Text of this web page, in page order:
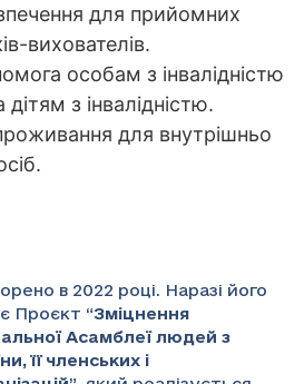
для прийомних
вихователів.
особам з інвалідністю
з інвалідністю.
для внутрішньо
в 2022 році. Наразі його
Проєкт “Зміцнення
Асамблеї людей з
її членських і